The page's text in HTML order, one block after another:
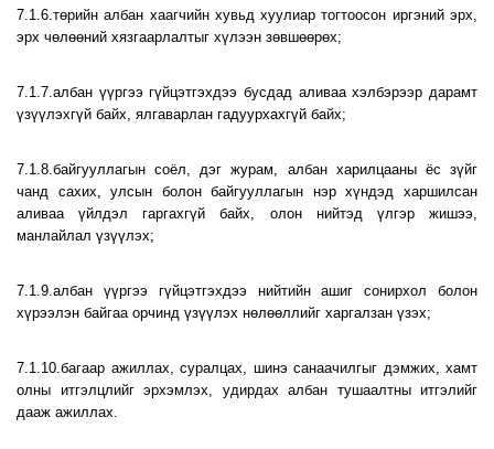
7.1.6.төрийн албан хаагчийн хувьд хуулиар тогтоосон иргэний эрх,
эрх чөлөөний хязгаарлалтыг хүлээн зөвшөөрөх;
7.1.7.албан үүргээ гүйцэтгэхдээ бусдад аливаа хэлбэрээр дарамт
үзүүлэхгүй байх, ялгаварлан гадуурхахгүй байх;
7.1.8.байгууллагын соёл, дэг журам, албан харилцааны ёс зүйг
чанд сахих, улсын болон байгууллагын нэр хүндэд харшилсан
аливаа үйлдэл гаргахгүй байх, олон нийтэд үлгэр жишээ,
манлайлал үзүүлэх;
7.1.9.албан үүргээ гүйцэтгэхдээ нийтийн ашиг сонирхол болон
хүрээлэн байгаа орчинд үзүүлэх нөлөөллийг харгалзан үзэх;
7.1.10.багаар ажиллах, суралцах, шинэ санаачилгыг дэмжих, хамт
олны итгэлцлийг эрхэмлэх, удирдах албан тушаалтны итгэлийг
дааж ажиллах.